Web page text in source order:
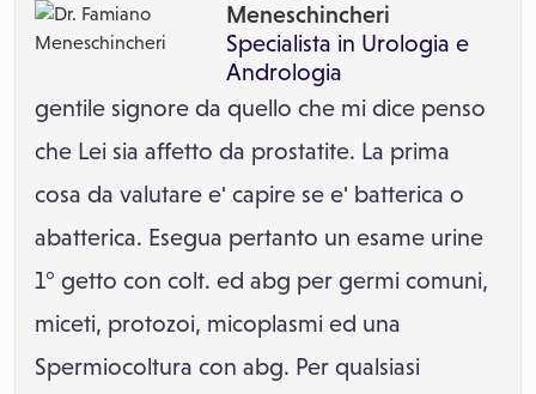
Meneschincheri
Specialista in Urologia e
Andrologia
gentile signore da quello che mi dice penso
che Lei sia affetto da prostatite. La prima
cosa da valutare e' capire se e' batterica o
abatterica. Esegua pertanto un esame urine
1° getto con colt. ed abg per germi comuni,
miceti, protozoi, micoplasmi ed una
Spermiocoltura con abg. Per qualsiasi